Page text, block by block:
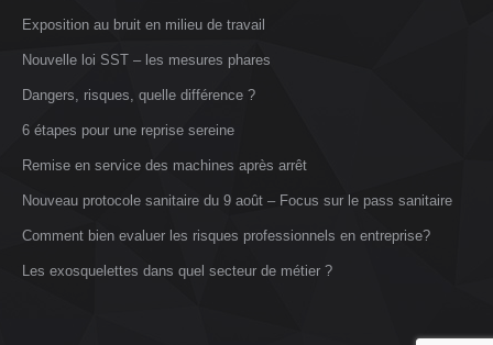
Exposition au bruit en milieu de travail
Nouvelle loi SST – les mesures phares
Dangers, risques, quelle différence ?
6 étapes pour une reprise sereine
Remise en service des machines après arrêt
Nouveau protocole sanitaire du 9 août – Focus sur le pass sanitaire
Comment bien evaluer les risques professionnels en entreprise?
Les exosquelettes dans quel secteur de métier ?